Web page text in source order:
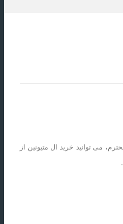
می توانید خرید ال متیونین از